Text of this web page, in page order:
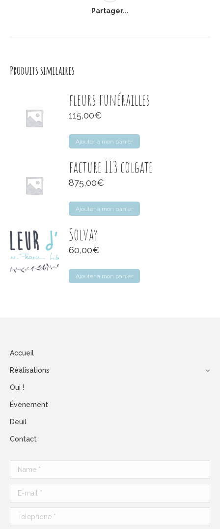
Partager...
Produits similaires
fleurs funérailles
115,00€
Ajouter à mon panier
facture 113 colgate
875,00€
Ajouter à mon panier
Solvay
60,00€
Ajouter à mon panier
Accueil
Réalisations
Oui !
Événement
Deuil
Contact
Name *
E-mail *
Telephone *